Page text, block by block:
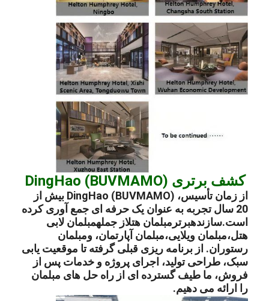
کشف برتری DingHao (BUVMAMO)
از زمان تأسیس، DingHao (BUVMAMO) بیش از
20 سال تجربه به عنوان یک حرفه ای جمع آوری کرده
است.سازندهبرتر مبلمان هتلاز جملهمبلمان لابی
هتل،مبلمان ویلایی،مبلمان آپارتمان، ومبلمان
رستوران. از برنامه ریزی قبلی گرفته تا موقعیت یابی
سبک، طراحی تولید، اجرای پروژه و خدمات پس از
فروش، ما طیف گسترده ای از راه حل های مبلمان
را ارائه می دهیم.